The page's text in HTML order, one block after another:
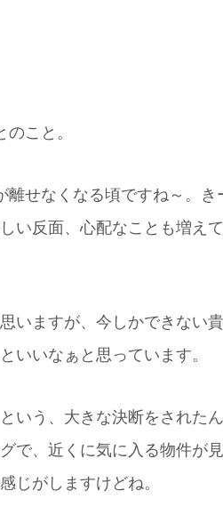
こと。
せなくなる頃ですね～。き
い反面、心配なことも増えて
いますが、今しかできない
いいなぁと思っています。
いう、大きな決断をされた
で、近くに気に入る物件が
じがしますけどね。